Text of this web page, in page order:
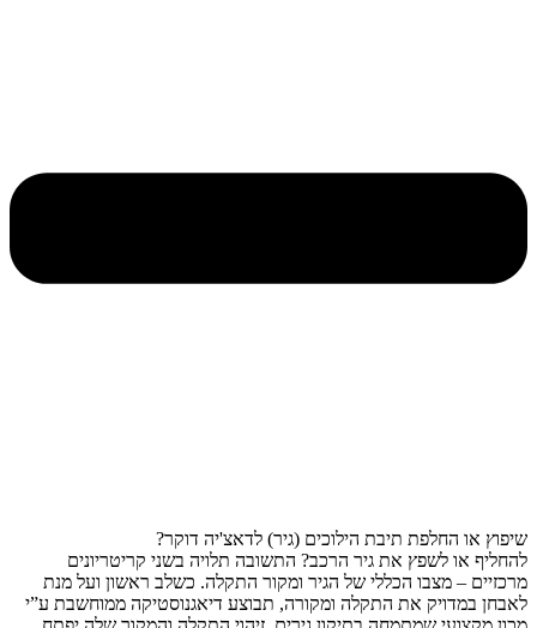
שיפוץ או החלפת תיבת הילוכים (גיר) לדאצ'יה דוקר?
להחליף או לשפץ את גיר הרכב? התשובה תלויה בשני קריטריונים
מרכזיים – מצבו הכללי של הגיר ומקור התקלה. כשלב ראשון ועל מנת
לאבחן במדויק את התקלה ומקורה, תבוצע דיאגנוסטיקה ממוחשבת ע”י